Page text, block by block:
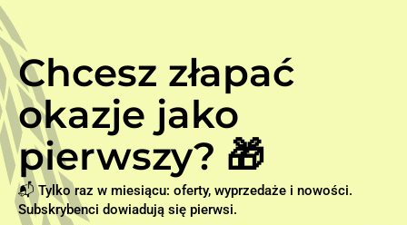
Chcesz złapać
okazje jako
pierwszy? 🎁
📬 Tylko raz w miesiącu: oferty, wyprzedaże i nowości.
Subskrybenci dowiadują się pierwsi.